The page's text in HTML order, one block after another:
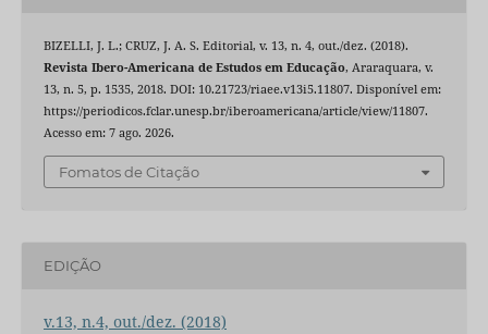
BIZELLI, J. L.; CRUZ, J. A. S. Editorial, v. 13, n. 4, out./dez. (2018).
Revista Ibero-Americana de Estudos em Educação, Araraquara, v.
13, n. 5, p. 1535, 2018. DOI: 10.21723/riaee.v13i5.11807. Disponível em:
https://periodicos.fclar.unesp.br/iberoamericana/article/view/11807.
Acesso em: 7 ago. 2026.
Fomatos de Citação
EDIÇÃO
v.13, n.4, out./dez. (2018)